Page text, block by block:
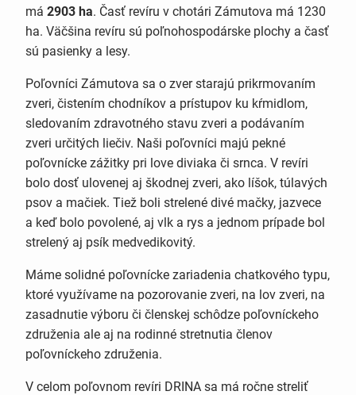
má 2903 ha. Časť revíru v chotári Zámutova má 1230
ha. Väčšina revíru sú poľnohospodárske plochy a časť
sú pasienky a lesy.
Poľovníci Zámutova sa o zver starajú prikrmovaním
zveri, čistením chodníkov a prístupov ku kŕmidlom,
sledovaním zdravotného stavu zveri a podávaním
zveri určitých liečiv. Naši poľovníci majú pekné
poľovnícke zážitky pri love diviaka či srnca. V revíri
bolo dosť ulovenej aj škodnej zveri, ako líšok, túlavých
psov a mačiek. Tiež boli strelené divé mačky, jazvece
a keď bolo povolené, aj vlk a rys a jednom prípade bol
strelený aj psík medvedikovitý.
Máme solidné poľovnícke zariadenia chatkového typu,
ktoré využívame na pozorovanie zveri, na lov zveri, na
zasadnutie výboru či členskej schôdze poľovníckeho
združenia ale aj na rodinné stretnutia členov
poľovníckeho združenia.
V celom poľovnom revíri DRINA sa má ročne streliť